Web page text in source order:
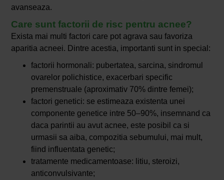
avanseaza.
Care sunt factorii de risc pentru acnee?
Exista mai multi factori care pot agrava sau favoriza
aparitia acneei. Dintre acestia, importanti sunt in special:
factorii hormonali: pubertatea, sarcina, sindromul
ovarelor polichistice, exacerbari specific
premenstruale (aproximativ 70% dintre femei);
factori genetici: se estimeaza existenta unei
componente genetice intre 50–90%, insemnand ca
daca parintii au avut acnee, este posibil ca si
urmasii sa aiba, compozitia sebumului, mai mult,
fiind influentata genetic;
tratamente medicamentoase: litiu, steroizi,
anticonvulsivante;